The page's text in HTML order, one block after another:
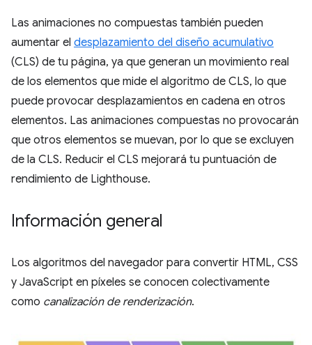
Las animaciones no compuestas también pueden
aumentar el desplazamiento del diseño acumulativo
(CLS) de tu página, ya que generan un movimiento real
de los elementos que mide el algoritmo de CLS, lo que
puede provocar desplazamientos en cadena en otros
elementos. Las animaciones compuestas no provocarán
que otros elementos se muevan, por lo que se excluyen
de la CLS. Reducir el CLS mejorará tu puntuación de
rendimiento de Lighthouse.
Información general
Los algoritmos del navegador para convertir HTML, CSS
y JavaScript en píxeles se conocen colectivamente
como canalización de renderización.